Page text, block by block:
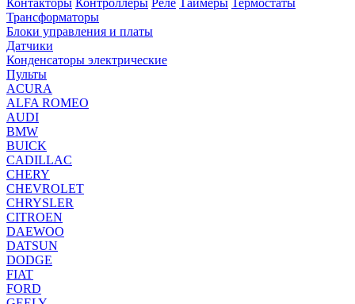
Контакторы Контроллеры Реле Таймеры Термостаты
Трансформаторы
Блоки управления и платы
Датчики
Конденсаторы электрические
Пульты
ACURA
ALFA ROMEO
AUDI
BMW
BUICK
CADILLAC
CHERY
CHEVROLET
CHRYSLER
CITROEN
DAEWOO
DATSUN
DODGE
FIAT
FORD